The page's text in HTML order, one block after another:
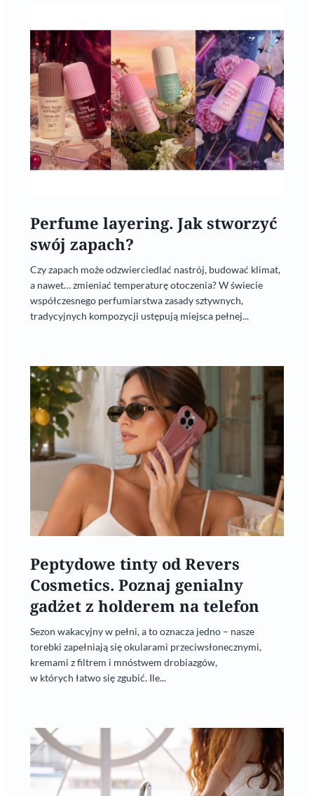
Perfume layering. Jak stworzyć
swój zapach?
Czy zapach może odzwierciedlać nastrój, budować klimat,
a nawet… zmieniać temperaturę otoczenia? W świecie
współczesnego perfumiarstwa zasady sztywnych,
tradycyjnych kompozycji ustępują miejsca pełnej...
Peptydowe tinty od Revers
Cosmetics. Poznaj genialny
gadżet z holderem na telefon
Sezon wakacyjny w pełni, a to oznacza jedno – nasze
torebki zapełniają się okularami przeciwsłonecznymi,
kremami z filtrem i mnóstwem drobiazgów,
w których łatwo się zgubić. Ile...